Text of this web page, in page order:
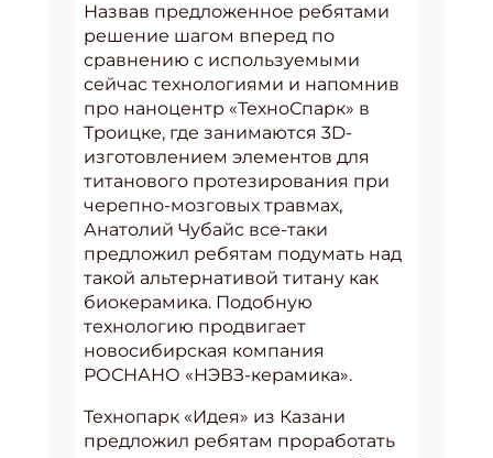
Назвав предложенное ребятами
решение шагом вперед по
сравнению с используемыми
сейчас технологиями и напомнив
про наноцентр «ТехноСпарк» в
Троицке, где занимаются 3D-
изготовлением элементов для
титанового протезирования при
черепно-мозговых травмах,
Анатолий Чубайс все-таки
предложил ребятам подумать над
такой альтернативой титану как
биокерамика. Подобную
технологию продвигает
новосибирская компания
РОСНАНО «НЭВЗ-керамика».
Технопарк «Идея» из Казани
предложил ребятам проработать